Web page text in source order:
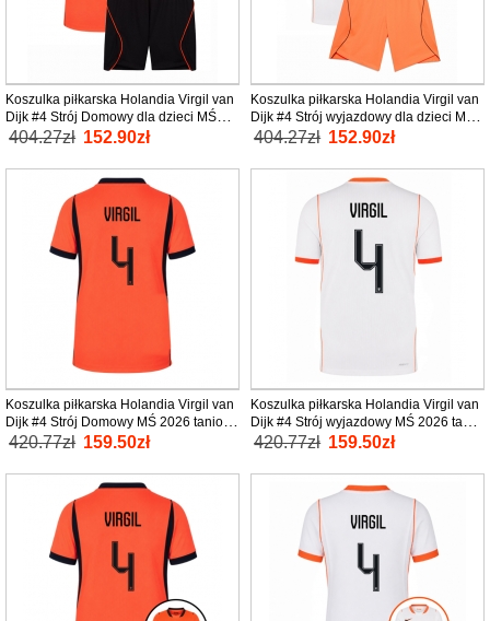
Koszulka piłkarska Holandia Virgil van
Dijk #4 Strój Domowy dla dzieci MŚ
2026 tanio Krótki Rękaw (+ Krótkie
404.27zł 152.90zł
Koszulka piłkarska Holandia Virgil van
Dijk #4 Strój wyjazdowy dla dzieci MŚ
2026 tanio Krótki Rękaw (+ Krótkie
404.27zł 152.90zł
Koszulka piłkarska Holandia Virgil van
Dijk #4 Strój Domowy MŚ 2026 tanio
Krótki Rękaw
420.77zł 159.50zł
Koszulka piłkarska Holandia Virgil van
Dijk #4 Strój wyjazdowy MŚ 2026 tanio
Krótki Rękaw
420.77zł 159.50zł